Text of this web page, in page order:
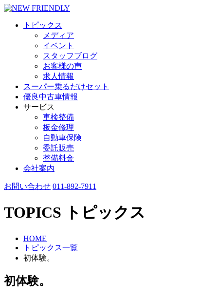
トピックス
メディア
イベント
スタッフブログ
お客様の声
求人情報
スーパー乗るだけセット
優良中古車情報
サービス
車検整備
板金修理
自動車保険
委託販売
整備料金
会社案内
お問い合わせ 011-892-7911
TOPICS トピックス
HOME
トピックス一覧
初体験。
初体験。